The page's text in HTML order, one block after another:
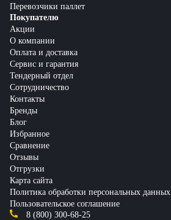
Перевозчики паллет
Покупателю
Акции
О компании
Оплата и доставка
Сервис и гарантия
Тендерный отдел
Сотрудничество
Контакты
Бренды
Блог
Избранное
Сравнение
Отзывы
Отгрузки
Карта сайта
Политика обработки персональных данных
Пользовательское соглашение
8 (800) 300-68-25